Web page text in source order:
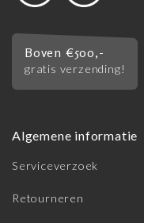
Boven €500,-
gratis verzending!
Algemene informatie
Serviceverzoek
Retourneren